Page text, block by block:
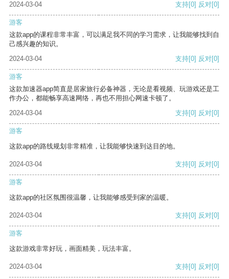
2024-03-04 支持[0] 反对[0]
游客
这款app的课程非常丰富，可以满足我不同的学习需求，让我能够找到自
己感兴趣的知识。
2024-03-04
支持[0] 反对[0]
游客
这款加速器app简直是居家旅行必备神器，无论是看视频、玩游戏还是工
作办公，都能畅享高速网络，再也不用担心网速卡顿了。
2024-03-04
支持[0] 反对[0]
游客
这款app的路线规划非常精准，让我能够快速到达目的地。
2024-03-04 支持[0] 反对[0]
游客
这款app的社区氛围很温馨，让我能够感受到家的温暖。
2024-03-04 支持[0] 反对[0]
游客
这款游戏非常好玩，画面精美，玩法丰富。
2024-03-04 支持[0] 反对[0]